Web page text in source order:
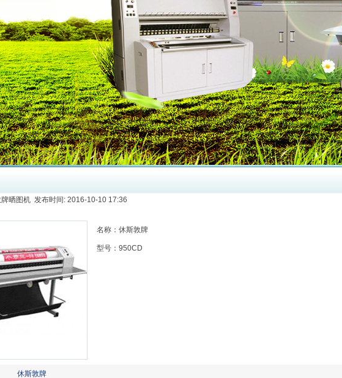
牌晒图机 发布时间: 2016-10-10 17:36
名称：休斯敦牌
型号：950CD
休斯敦牌